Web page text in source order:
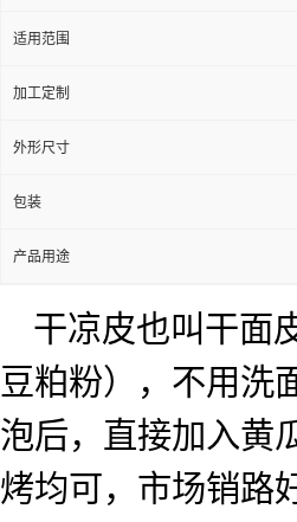
适用范围
加工定制
外形尺寸
包装
产品用途
干凉皮也叫干面
豆粕粉），不用洗
泡后，直接加入黄
烤均可，市场销路